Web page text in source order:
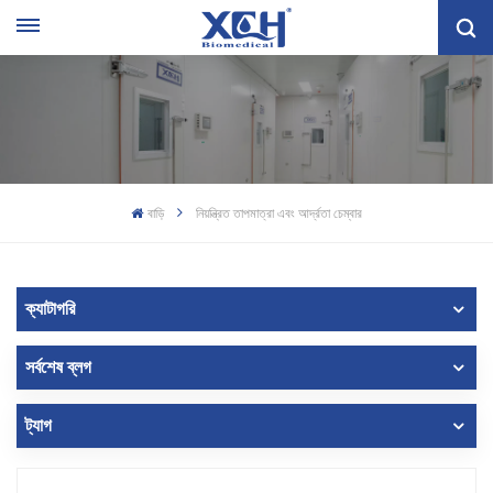
বাড়ি নিয়ন্ত্রিত তাপমাত্রা এবং আর্দ্রতা চেম্বার
ক্যাটাগরি
সর্বশেষ ব্লগ
ট্যাগ